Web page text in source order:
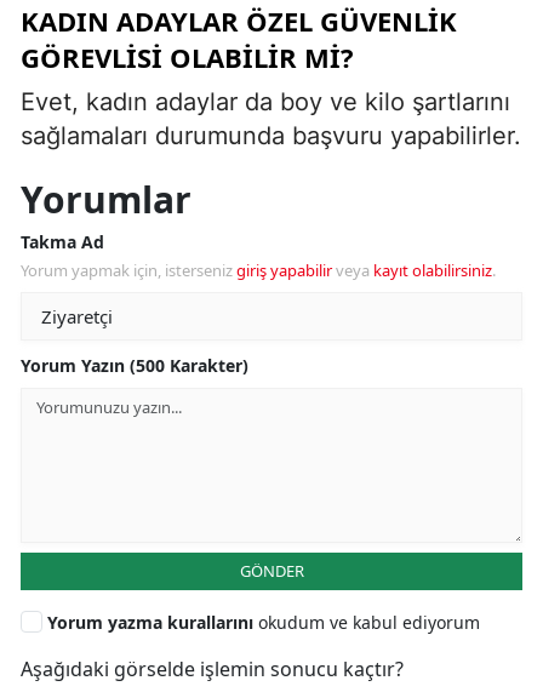
KADIN ADAYLAR ÖZEL GÜVENLIK
GÖREVLISI OLABILIR MI?
Evet, kadın adaylar da boy ve kilo şartlarını
sağlamaları durumunda başvuru yapabilirler.
Yorumlar
Takma Ad
Yorum yapmak için, istersenizgiriş yapabilirveya kayıt olabilirsiniz.
Yorum Yazın (500 Karakter)
GÖNDER
Yorum yazma kurallarını okudum ve kabul ediyorum
Aşağıdaki görselde işlemin sonucu kaçtır?